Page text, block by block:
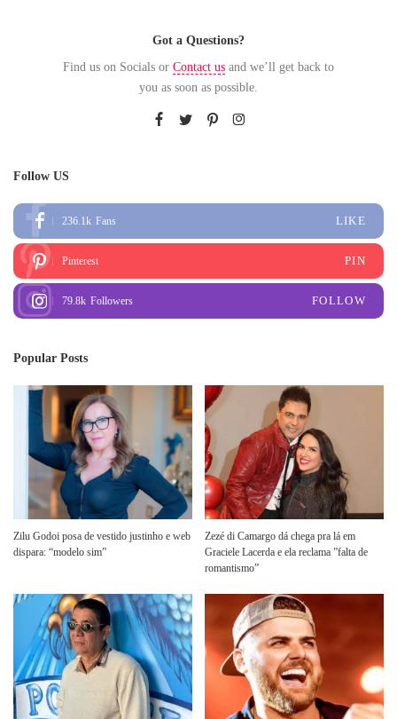
Got a Questions?
Find us on Socials or Contact us and we’ll get back to
you as soon as possible.
Follow US
236.1k Fans LIKE
Pinterest PIN
79.8k Followers FOLLOW
Popular Posts
Zilu Godoi posa de vestido justinho e web
dispara: “modelo sim”
Zezé di Camargo dá chega pra lá em
Graciele Lacerda e ela reclama ”falta de
romantismo”